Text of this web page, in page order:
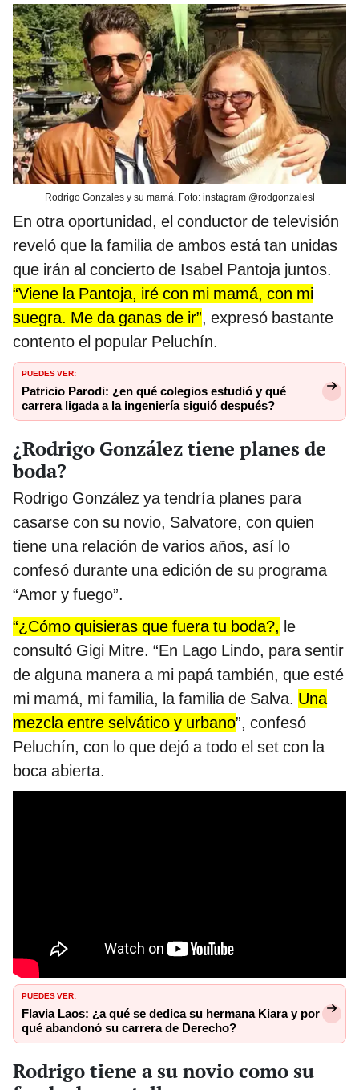
Rodrigo Gonzales y su mamá. Foto: instagram @rodgonzalesl
En otra oportunidad, el conductor de televisión
reveló que la familia de ambos está tan unidas
que irán al concierto de Isabel Pantoja juntos.
“Viene la Pantoja, iré con mi mamá, con mi
suegra. Me da ganas de ir”, expresó bastante
contento el popular Peluchín.
PUEDES VER:
Patricio Parodi: ¿en qué colegios estudió y qué
carrera ligada a la ingeniería siguió después?
¿Rodrigo González tiene planes de
boda?
Rodrigo González ya tendría planes para
casarse con su novio, Salvatore, con quien
tiene una relación de varios años, así lo
confesó durante una edición de su programa
“Amor y fuego”.
“¿Cómo quisieras que fuera tu boda?, le
consultó Gigi Mitre. “En Lago Lindo, para sentir
de alguna manera a mi papá también, que esté
mi mamá, mi familia, la familia de Salva. Una
mezcla entre selvático y urbano”, confesó
Peluchín, con lo que dejó a todo el set con la
boca abierta.
PUEDES VER:
Flavia Laos: ¿a qué se dedica su hermana Kiara y por
qué abandonó su carrera de Derecho?
Rodrigo tiene a su novio como su